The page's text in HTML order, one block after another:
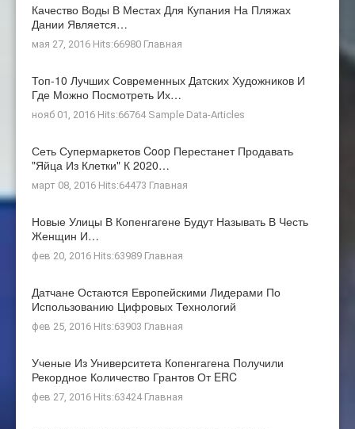
Качество Воды В Местах Для Купания На Пляжах
Дании Является…
мая 27, 2016 Hits:66980 Главная
Топ-10 Лучших Современных Датских Художников И
Где Можно Посмотреть Их…
нояб 01, 2016 Hits:66764 Sample Data-Articles
Сеть Супермаркетов Coop Перестанет Продавать
"яйца Из Клетки" К 2020…
март 08, 2016 Hits:64473 Главная
Новые Улицы В Копенгагене Будут Называть В Честь
Женщин И…
фев 20, 2016 Hits:63989 Главная
Датчане Остаются Европейскими Лидерами По
Использованию Цифровых Технологий
фев 25, 2016 Hits:63903 Главная
Ученые Из Университета Копенгагена Получили
Рекордное Количество Грантов От ERC
фев 27, 2016 Hits:63424 Главная